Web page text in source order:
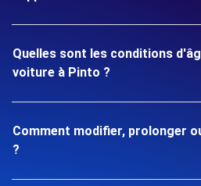
Quelles sont les conditions
voiture à Pinto ?
Comment modifier, prolonger
?